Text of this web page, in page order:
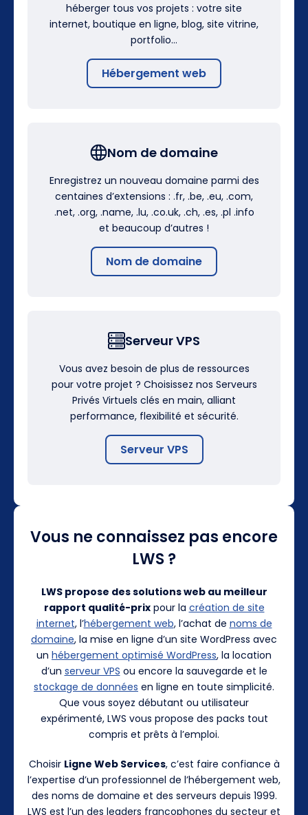
héberger tous vos projets : votre site
internet, boutique en ligne, blog, site vitrine,
portfolio…
Hébergement web
Nom de domaine
Enregistrez un nouveau domaine parmi des
centaines d’extensions : .fr, .be, .eu, .com,
.net, .org, .name, .lu, .co.uk, .ch, .es, .pl .info
et beaucoup d’autres !
Nom de domaine
Serveur VPS
Vous avez besoin de plus de ressources
pour votre projet ? Choisissez nos Serveurs
Privés Virtuels clés en main, alliant
performance, flexibilité et sécurité.
Serveur VPS
Vous ne connaissez pas encore
LWS ?
LWS propose des solutions web au meilleur
rapport qualité-prixpour la création de site
internet, l’hébergement web, l’achat de noms de
domaine, la mise en ligne d’un site WordPress avec
un hébergement optimisé WordPress, la location
d’un serveur VPS ou encore la sauvegarde et le
stockage de données en ligne en toute simplicité.
Que vous soyez débutant ou utilisateur
expérimenté, LWS vous propose des packs tout
compris et prêts à l’emploi.
Choisir Ligne Web Services, c’est faire confiance à
l’expertise d’un professionnel de l’hébergement web,
des noms de domaine et des serveurs depuis 1999.
LWS est l’un des leaders francophones du secteur et